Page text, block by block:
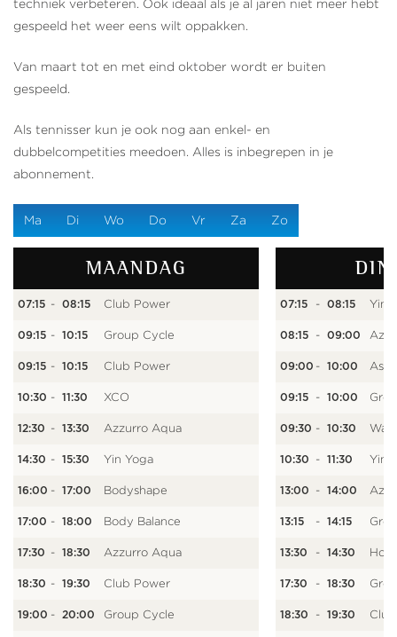
techniek verbeteren. Ook ideaal als je al jaren niet meer hebt
gespeeld het weer eens wilt oppakken.
Van maart tot en met eind oktober wordt er buiten
gespeeld.
Als tennisser kun je ook nog aan enkel- en
dubbelcompetities meedoen. Alles is inbegrepen in je
abonnement.
Ma Di Wo Do Vr Za Zo
MAANDAG
07:15 - 08:15 Club Power
09:15 - 10:15 Group Cycle
09:15 - 10:15 Club Power
10:30 - 11:30 XCO
12:30 - 13:30 Azzurro Aqua
14:30 - 15:30 Yin Yoga
16:00 - 17:00 Bodyshape
17:00 - 18:00 Body Balance
17:30 - 18:30 Azzurro Aqua
18:30 - 19:30 Club Power
19:00 - 20:00 Group Cycle
07:15 - 08:15 Yin
08:15 - 09:00
09:00 - 10:00
09:15 - 10:00
09:30 - 10:30
10:30 - 11:30 Yin
13:00 - 14:00
13:15 - 14:15
13:30 - 14:30
17:30 - 18:30
18:30 - 19:30